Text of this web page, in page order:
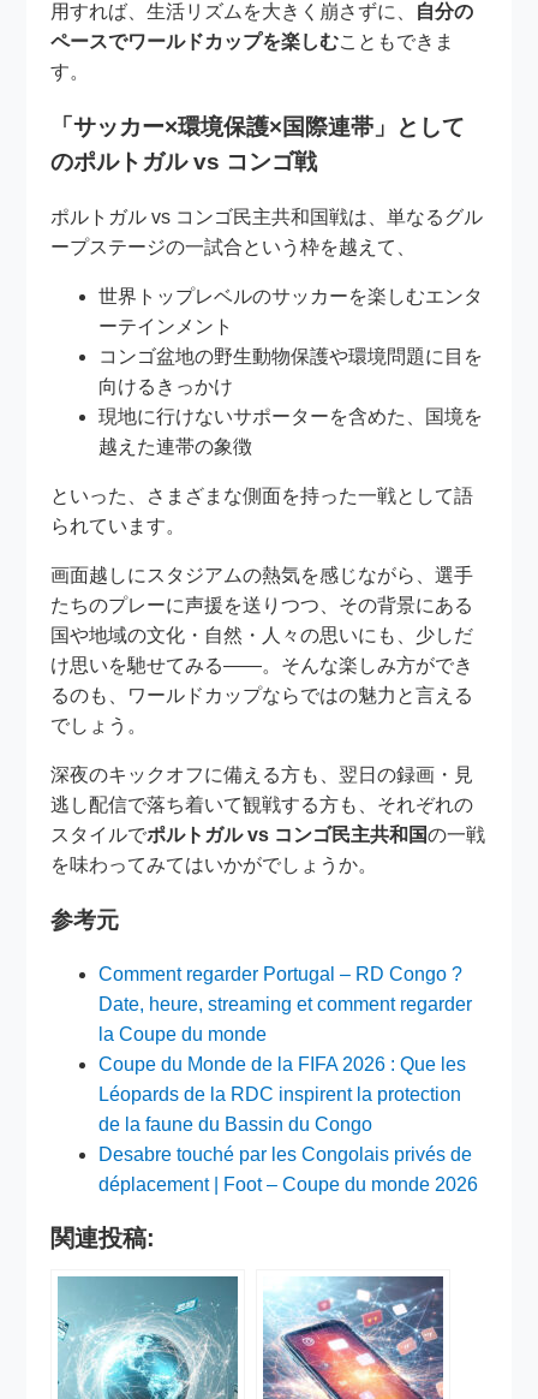
用すれば、生活リズムを大きく崩さずに、 自分の
ペースでワールドカップを楽しむこともできま
す。
「サッカー×環境保護×国際連帯」として
のポルトガル vs コンゴ戦
ポルトガル vs コンゴ民主共和国戦は、単なるグル
ープステージの一試合という枠を越えて、
世界トップレベルのサッカーを楽しむエンタ
ーテインメント
コンゴ盆地の野生動物保護や環境問題に目を
向けるきっかけ
現地に行けないサポーターを含めた、国境を
越えた連帯の象徴
といった、さまざまな側面を持った一戦として語
られています。
画面越しにスタジアムの熱気を感じながら、選手
たちのプレーに声援を送りつつ、その背景にある
国や地域の文化・自然・人々の思いにも、少しだ
け思いを馳せてみる――。そんな楽しみ方ができ
るのも、ワールドカップならではの魅力と言える
でしょう。
深夜のキックオフに備える方も、翌日の録画・見
逃し配信で落ち着いて観戦する方も、それぞれの
スタイルでポルトガル vs コンゴ民主共和国の一戦
を味わってみてはいかがでしょうか。
参考元
Comment regarder Portugal – RD Congo ?
Date, heure, streaming et comment regarder
la Coupe du monde
Coupe du Monde de la FIFA 2026 : Que les
Léopards de la RDC inspirent la protection
de la faune du Bassin du Congo
Desabre touché par les Congolais privés de
déplacement | Foot – Coupe du monde 2026
関連投稿: